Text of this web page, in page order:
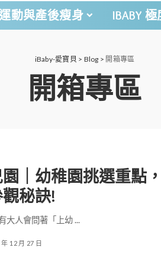
動與產後瘦身 IBABY
iBaby-愛寶貝 > Blog > 開箱專區
開箱專區
｜幼稚園挑選重點
秘訣!
大人會問著「上幼...
年 12 月 27 日